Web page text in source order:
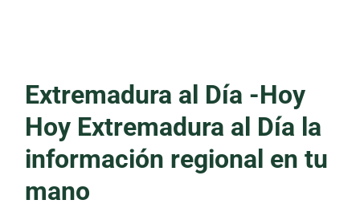
Extremadura al Día -Hoy
Hoy Extremadura al Día la
información regional en tu
mano